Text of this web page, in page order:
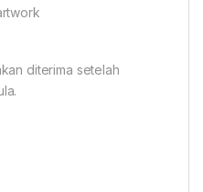
diterima setelah